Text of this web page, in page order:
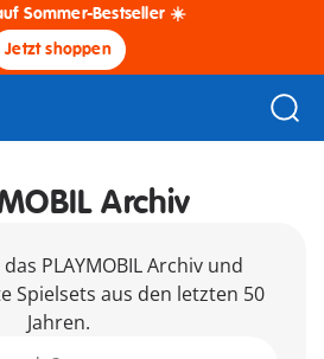
Sommer-Bestseller ☀️
Jetzt shoppen
Archiv
PLAYMOBIL Archiv und
Spielsets aus den letzten 50
Jahren.